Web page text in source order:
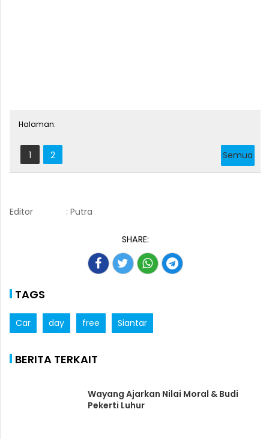
Halaman:
1 2 Semua
Editor : Putra
SHARE:
TAGS
Car day free Siantar
BERITA TERKAIT
Wayang Ajarkan Nilai Moral & Budi
Pekerti Luhur